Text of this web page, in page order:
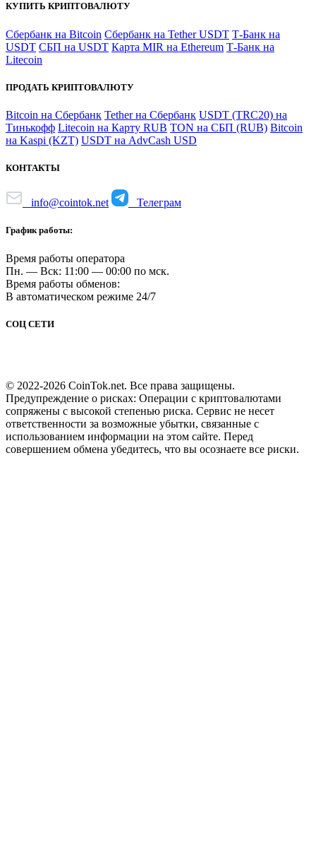
КУПИТЬ КРИПТОВАЛЮТУ
Сбербанк на Bitcoin Сбербанк на Tether USDT Т-Банк на
USDT СБП на USDT Карта MIR на Ethereum Т-Банк на
Litecoin
ПРОДАТЬ КРИПТОВАЛЮТУ
Bitcoin на Сбербанк Tether на Сбербанк USDT (TRC20) на
Тинькофф Litecoin на Карту RUB TON на СБП (RUB) Bitcoin
на Kaspi (KZT) USDT на AdvCash USD
КОНТАКТЫ
info@cointok.net Телеграм
График работы:
Время работы оператора
Пн. — Вск: 11:00 — 00:00 по мск.
Время работы обменов:
В автоматическом режиме 24/7
СОЦ СЕТИ
© 2022-2026 CoinTok.net. Все права защищены.
Предупреждение о рисках: Операции с криптовалютами
сопряжены с высокой степенью риска. Сервис не несет
ответственности за возможные убытки, связанные с
использованием информации на этом сайте. Перед
совершением обмена убедитесь, что вы осознаете все риски.